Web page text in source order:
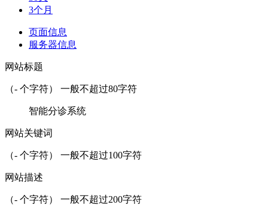
3个月
页面信息
服务器信息
网站标题
（- 个字符） 一般不超过80字符
智能分诊系统
网站关键词
（- 个字符） 一般不超过100字符
网站描述
（- 个字符） 一般不超过200字符